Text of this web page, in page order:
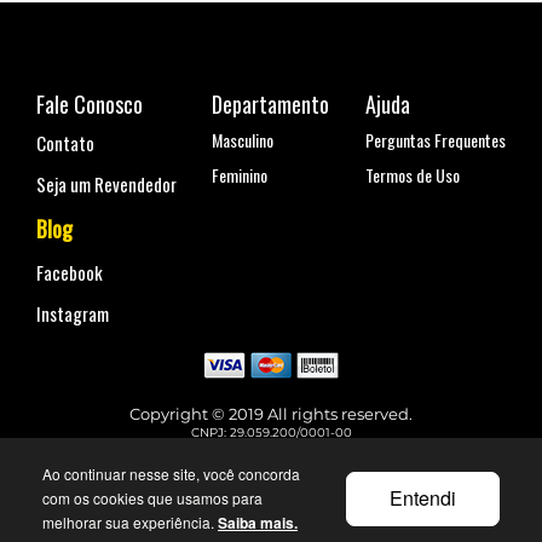
Ao continuar nesse site, você concorda
com os cookies que usamos para
melhorar sua experiência. Saiba mais.
Entendi
Fale Conosco
Contato
Seja um Revendedor
Blog
Facebook
Instagram
Departamento
Masculino
Feminino
Ajuda
Perguntas Frequentes
Termos de Uso
Copyright © 2019 All rights reserved.
CNPJ: 29.059.200/0001-00
Telefone para contato: (11) 99144-4129
faleconosco@urbane.com.br